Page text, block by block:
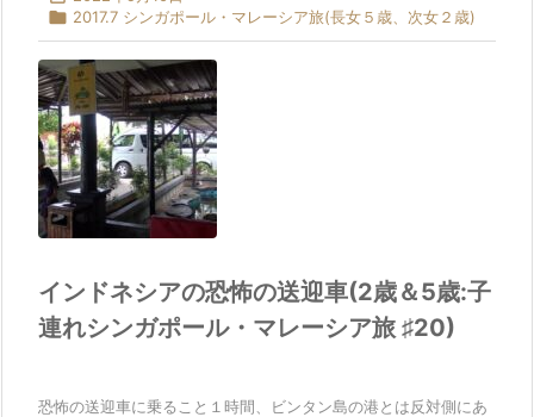
 2017.7 シンガポール・マレーシア旅(長女５歳、次女２歳)
インドネシアの恐怖の送迎車(2歳＆5歳:子
連れシンガポール・マレーシア旅 ♯20)
恐怖の送迎車に乗ること１時間、ビンタン島の港とは反対側にあ